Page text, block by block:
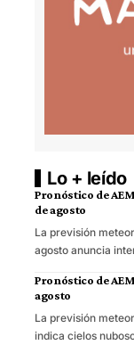
Lo + leído
Pronóstico de
de agosto
La previsión
agosto anuncia
Pronóstico de
agosto
La previsión
indica cielos